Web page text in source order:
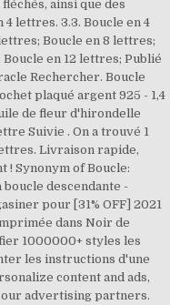
ainsi que des
lettres. 3.3. Boucle en 4
Boucle en 8 lettres;
en 12 lettres; Publié
Rechercher. Boucle
plaqué argent 925 - 1,4
de fleur d'hirondelle
Suivie . On a trouvé 1
Livraison rapide,
! Synonym of Boucle:
descendante -
pour [31% OFF] 2021
dans Noir de
1000000+ styles les
les instructions d'une
content and ads,
advertising partners.